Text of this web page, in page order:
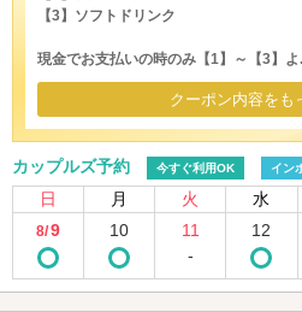
【3】ソフトドリンク
現金でお支払いの時のみ【1】～【3】よ
クーポン内容をも
カップルズ予約 今すぐ利用OK イン
日 月 火 水
8/9 10
11
-
12